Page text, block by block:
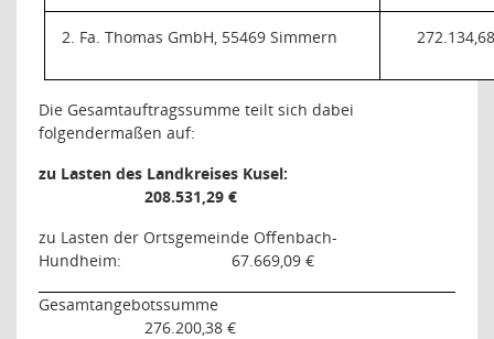
2. Fa. Thomas GmbH, 55469 Simmern
Die Gesamtauftragssumme teilt sich dabei
folgendermaßen auf:
zu Lasten des Landkreises Kusel:
208.531,29 €
zu Lasten der Ortsgemeinde Offenbach-
Hundheim:
67.669,09 €
Gesamtangebotssumme
276.200,38 €